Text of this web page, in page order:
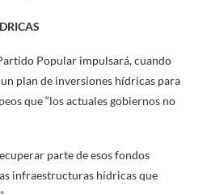
Popular impulsará, cuando
plan de inversiones hídricas para
que “los actuales gobiernos no
parte de esos fondos
infraestructuras hídricas que